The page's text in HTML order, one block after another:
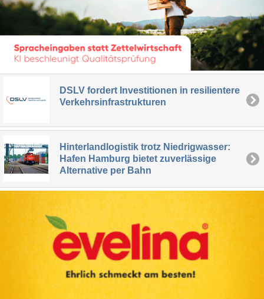
DSLV fordert Investitionen in resilientere
Verkehrsinfrastrukturen
Hinterlandlogistik trotz Niedrigwasser:
Hafen Hamburg bietet zuverlässige
Alternative per Bahn